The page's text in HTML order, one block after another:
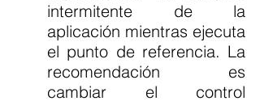
intermitente de la
aplicación mientras ejecuta
el punto de referencia. La
recomendación es
cambiar el control